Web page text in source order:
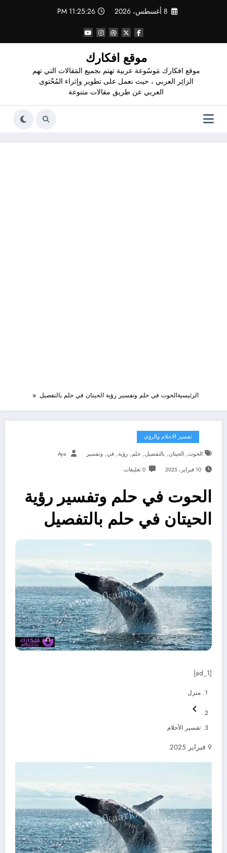
8 أغسطس، 2026 11:25:27 PM
موقع افكارك
موقع افكارك مَوسُوعة عربية تهتم بجميع المَقالات التي تهم
الزائِر العربي ، حيث نعمل على تطوير وإثراء المُحْتوى
العربي عن طريق مقالات متنوعة
الرئيسيةالحوت في حلم وتفسير رؤية الحيتان في حلم بالتفصيل
تفسير الاحلام والرؤى
الحوت, الحيتان, بالتفصيل, حلم, رؤية, في, وتفسير Aya
10 فبراير، 2025 0 تعليقات
الحوت في حلم وتفسير رؤية
الحيتان في حلم بالتفصيل
[ad_1]
منزل
تفسير الأحلام
9 فبراير 2025